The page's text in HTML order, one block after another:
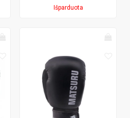
Išparduota